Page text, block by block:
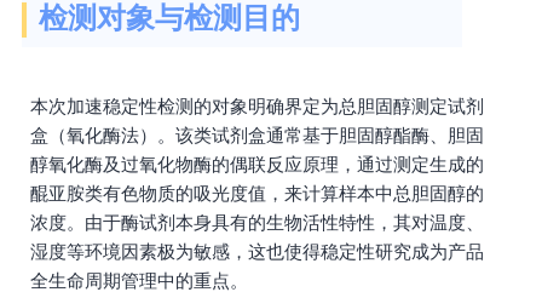
检测对象与检测目的
本次加速稳定性检测的对象明确界定为总胆固醇测定试剂
盒（氧化酶法）。该类试剂盒通常基于胆固醇酯酶、胆固
醇氧化酶及过氧化物酶的偶联反应原理，通过测定生成的
醌亚胺类有色物质的吸光度值，来计算样本中总胆固醇的
浓度。由于酶试剂本身具有的生物活性特性，其对温度、
湿度等环境因素极为敏感，这也使得稳定性研究成为产品
全生命周期管理中的重点。